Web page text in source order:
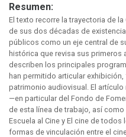
Resumen:
El texto recorre la trayectoria de
de sus dos décadas de
públicos como un eje central de
histórica que revisa sus
describen los principales
han permitido articular
patrimonio audiovisual. El
—en particular del Fondo de
de esta línea de trabajo, así
Escuela al Cine y El cine de
formas de vinculación entre el